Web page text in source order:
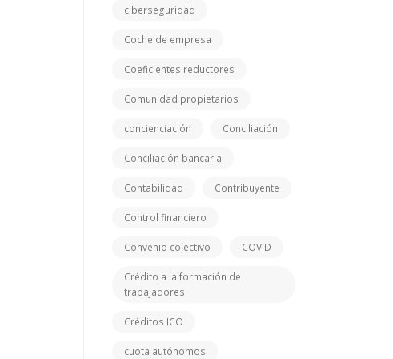
ciberseguridad
Coche de empresa
Coeficientes reductores
Comunidad propietarios
concienciación Conciliación
Conciliación bancaria
Contabilidad Contribuyente
Control financiero
Convenio colectivo COVID
Crédito a la formación de
trabajadores
Créditos ICO
cuota autónomos